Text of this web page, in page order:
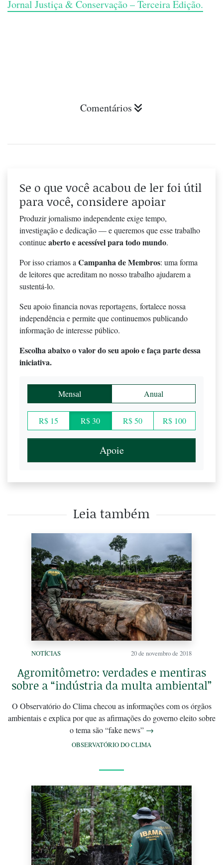
Jornal Justiça & Conservação – Terceira Edição.
Comentários
Se o que você acabou de ler foi útil
para você, considere apoiar
Produzir jornalismo independente exige tempo,
investigação e dedicação — e queremos que esse trabalho
continueaberto e acessível para todo mundo.
Por isso criamos aCampanha de Membros: uma forma
de leitores que acreditam no nosso trabalho ajudarem a
sustentá-lo.
Seu apoio financia novas reportagens, fortalece nossa
independência e permite que continuemos publicando
informação de interesse público.
Escolha abaixo o valor do seu apoio e faça parte dessa
iniciativa.
Mensal Anual
R$ 15 R$ 30 R$ 50 R$ 100
Apoie
Leia também
NOTÍCIAS 20 de novembro de 2018
Agromitômetro: verdades e mentiras
sobre a “indústria da multa ambiental”
O Observatório do Clima checou as informações com os órgãos
ambientais e explica por que as afirmações do governo eleito sobre
o tema são “fake news” →
OBSERVATÓRIO DO CLIMA